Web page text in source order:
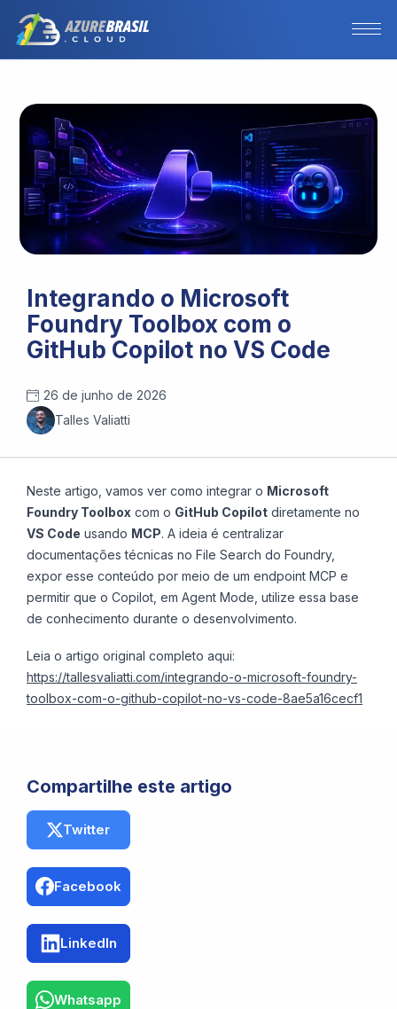
Integrando o Microsoft
Foundry Toolbox com o
GitHub Copilot no VS Code
26 de junho de 2026
Talles Valiatti
Neste artigo, vamos ver como integrar o Microsoft
Foundry Toolbox com o GitHub Copilot diretamente no
VS Code usando MCP. A ideia é centralizar
documentações técnicas no File Search do Foundry,
expor esse conteúdo por meio de um endpoint MCP e
permitir que o Copilot, em Agent Mode, utilize essa base
de conhecimento durante o desenvolvimento.
Leia o artigo original completo aqui:
https://tallesvaliatti.com/integrando-o-microsoft-foundry-
toolbox-com-o-github-copilot-no-vs-code-8ae5a16cecf1
Compartilhe este artigo
Twitter
Facebook
LinkedIn
Whatsapp